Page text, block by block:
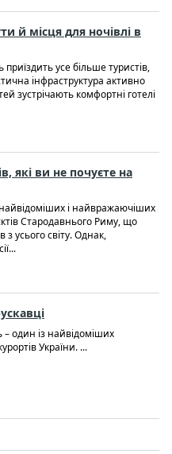
й місця для ночівлі в
усе більше туристів,
інфраструктура активно
зустрічають комфортні готелі
які ви не почуєте на
і найвражаючіших
Стародавнього Риму, що
з усього світу. Однак,
– один із найвідоміших
України. ...